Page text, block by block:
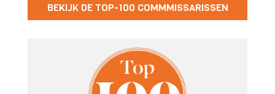
BEKIJK DE TOP-100 COMMMISSARISSEN